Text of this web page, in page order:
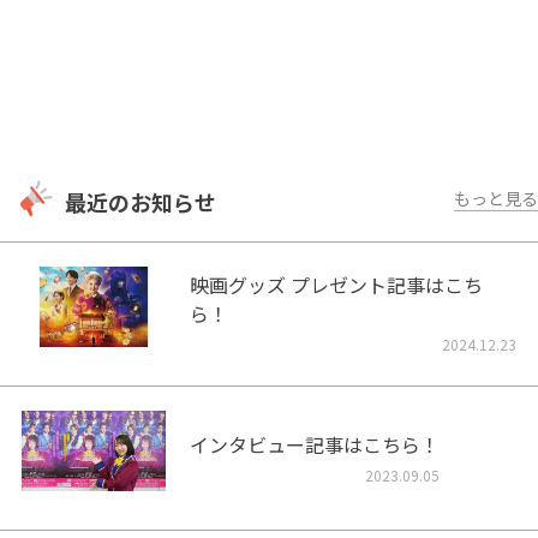
最近のお知らせ もっと見る
映画グッズ プレゼント記事はこち
ら！
2024.12.23
インタビュー記事はこちら！
2023.09.05